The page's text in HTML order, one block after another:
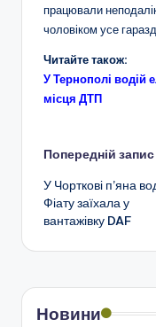
працювали
чоловіком усе гаразд.
Читайте також:
У Тернополі водій
місця ДТП
Навігація
по
запису
Попередній запис
У Чорткові п’яна
Фіату заїхала у
вантажівку DAF
Новини